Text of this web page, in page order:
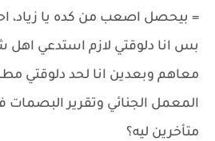
= بيحصل اصعب من كده يا زياد،
بس انا دلوقتي لازم استدعي اهل
معاهم وبعدين انا لحد دلوقتي
المعمل الجنائي وتقرير البصمات
متأخرين ليه؟